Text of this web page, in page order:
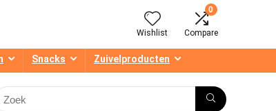
Wishlist
0
Compare
Snacks Zuivelproducten